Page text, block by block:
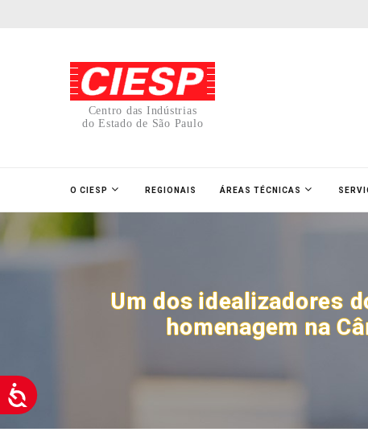
Centro das Indústrias
do Estado de São Paulo
O CIESP REGIONAIS ÁREAS TÉCNICAS
Um dos idealizadores
homenagem na